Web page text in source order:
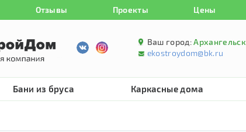
Отзывы Проекты Цены
Ваш город:Архангельск
ekostroydom@bk.ru
Бани из бруса Каркасные дома